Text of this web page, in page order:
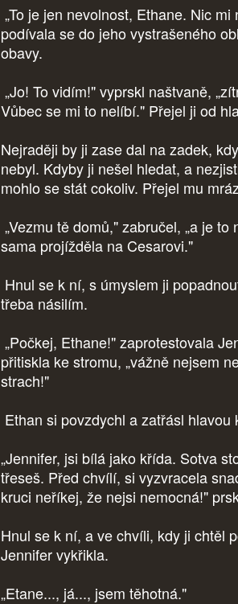
„To je jen nevolnost, Ethane. Nic
podívala se do jeho vystrašeného
obavy.
„Jo! To vidím!" vyprskl naštvaně,
Vůbec se mi to nelíbí." Přejel ji od
Nejraději by ji zase dal na zadek,
nebyl. Kdyby ji nešel hledat, a
mohlo se stát cokoliv. Přejel mu
„Vezmu tě domů," zabručel, „a je
sama projížděla na Cesarovi."
Hnul se k ní, s úmyslem ji
třeba násilím.
„Počkej, Ethane!" zaprotestovala
přitiskla ke stromu, „vážně nejsem
strach!"
Ethan si povzdychl a zatřásl hlavou
„Jennifer, jsi bílá jako křída. Sotva
třeseš. Před chvílí, si vyzvracela
kruci neříkej, že nejsi nemocná!"
Hnul se k ní, a ve chvíli, kdy ji chtěl
Jennifer vykřikla.
„Etane..., já..., jsem těhotná."